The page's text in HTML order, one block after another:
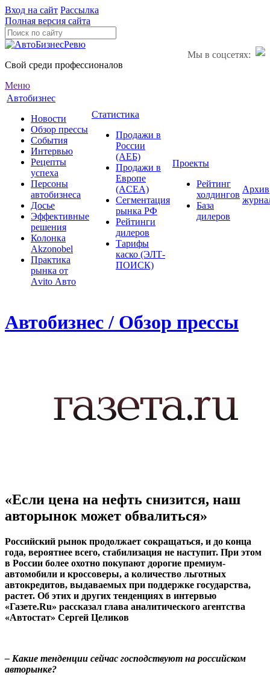
Вход на сайт Рассылка
Полная версия сайта
Мы в соцсетях:
Свой среди профессионалов
Меню
Автобизнес
Новости
Обзор прессы
События
Интервью
Рецепты
успеха
Персоны
автобизнеса
Досье
Эффективные
решения
Колонка
Akzonobel
Практика
рынка от
Аvito Авто
Статистика
Продажи в
России
(АЕБ)
Продажи в
Европе
(ACEA)
Сегментация
рынка РФ
Рейтинги
дилеров
Тарифы
каско (ЭЛТ-
ПОИСК)
Проекты
Рейтинг
холдингов
База
дилеров
Архив
Автобизнес / Обзор прессы
«Если цена на нефть снизится, наш
авторынок может обвалиться»
Российский рынок продолжает сокращаться, и до конца
года, вероятнее всего, стабилизация не наступит. При этом
в России более охотно покупают дорогие премиум-
автомобили и кроссоверы, а количество льготных
автокредитов, выдаваемых при поддержке государства,
растет. Об этих и других тенденциях в интервью
«Газете.Ru» рассказал глава аналитического агентства
«Автостат» Сергей Целиков
– Какие тенденции сейчас господствуют на российском
авторынке?